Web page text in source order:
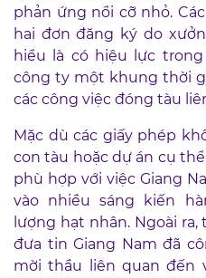
phản ứng nổi cỡ nhỏ.
hai đơn đăng ký do
hiểu là có hiệu lực
công ty một khung thời
các công việc đóng tàu
Mặc dù các giấy phép
con tàu hoặc dự án cụ
phù hợp với việc Giang
vào nhiều sáng kiến
lượng hạt nhân. Ngoài
đưa tin Giang Nam đã
mời thầu liên quan đến